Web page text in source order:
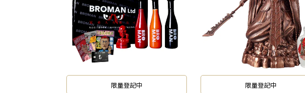
限量登記中 限量登記中